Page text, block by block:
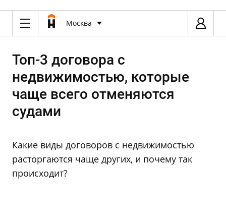
Москва
Топ-3 договора с
недвижимостью, которые
чаще всего отменяются
судами
Какие виды договоров с недвижимостью
расторгаются чаще других, и почему так
происходит?